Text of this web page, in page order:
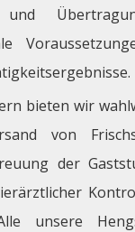
und
bieten wir
von
der
unsere